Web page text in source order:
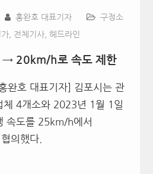
홍완호 대표기자 구정소
, 전체기사, 헤드라인
→ 20km/h로 속도 제한
완호 대표기자] 김포시는 관
체 4개소와 2023년 1월 1일
속도를 25km/h에서
의했다.